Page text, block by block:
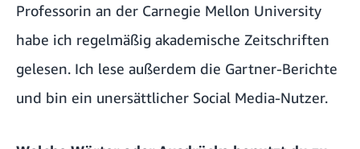
Professorin an der Carnegie Mellon University
habe ich regelmäßig akademische Zeitschriften
gelesen. Ich lese außerdem die Gartner-Berichte
und bin ein unersättlicher Social Media-Nutzer.